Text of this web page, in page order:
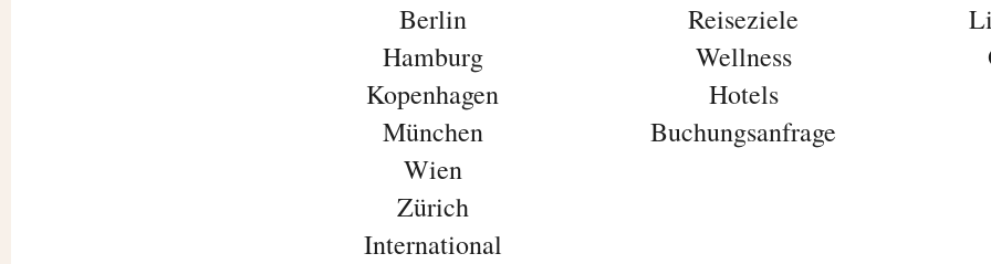
Berlin
Hamburg
Kopenhagen
München
Wien
Zürich
International
Reiseziele
Wellness
Hotels
Buchungsanfrage